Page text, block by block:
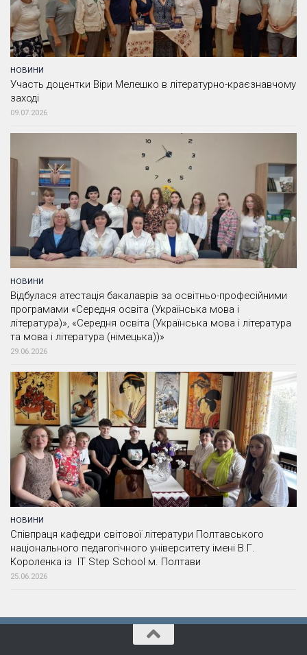
НОВИНИ
Участь доцентки Віри Мелешко в літературно-краєзнавчому
заході
09.07.2026
НОВИНИ
Відбулася атестація бакалаврів за освітньо-професійними
програмами «Середня освіта (Українська мова і
література)», «Середня освіта (Українська мова і література
та мова і література (німецька))»
29.06.2026
НОВИНИ
Співпраця кафедри світової літератури Полтавського
національного педагогічного університету імені В.Г.
Короленка із IT Step School м. Полтави
25.06.2026